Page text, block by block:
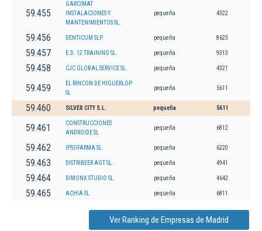
59.455
GARCIMAT
INSTALACIONES Y
MANTENIMIENTOS SL.
pequeña 4322
59.456 DENTICUM SLP. pequeña 8623
59.457 E.D. 12 TRAINING SL. pequeña 9313
59.458 CJC GLOBAL SERVICE SL. pequeña 4321
59.459
EL RINCON DE HIGUERLOP
SL
pequeña 5611
59.460 SILVER CITY S.L. pequeña 5611
59.461
CONSTRUCCIONES
ANDROIDE SL
pequeña 6812
59.462 IPSOFARMA SL. pequeña 6220
59.463 DISTRIBEER AGT SL. pequeña 4941
59.464 DIMONX STUDIO SL. pequeña 4642
59.465 ACHIA SL pequeña 6811
Ver Ranking de Empresas de Madrid